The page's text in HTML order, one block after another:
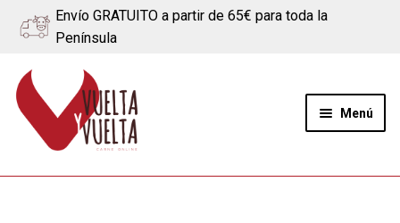
Envío GRATUITO a partir de 65€ para toda la
Península
Ir
a
navegación
Ir
al
contenido
Menú
Quiénes somos